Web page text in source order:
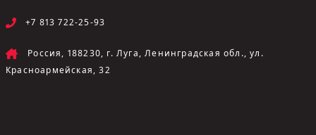
+7 813 722-25-93
Россия, 188230, г. Луга, Ленинградская обл., ул.
Красноармейская, 32